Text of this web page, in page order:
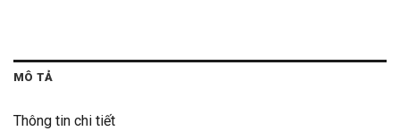
MÔ TẢ
Thông tin chi tiết